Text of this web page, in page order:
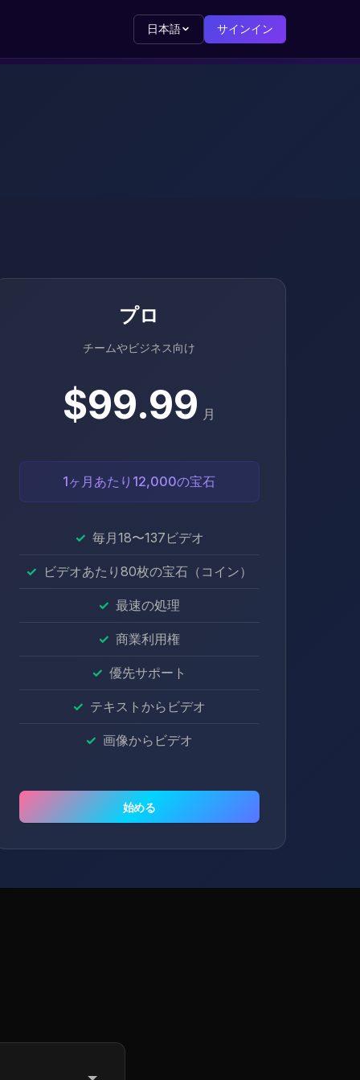
日本語 サインイン
プロ
チームやビジネス向け
$99.99 月
1ヶ月あたり12,000の宝石
毎月18〜137ビデオ
ビデオあたり80枚の宝石（コイン）
最速の処理
商業利用権
優先サポート
テキストからビデオ
画像からビデオ
始める